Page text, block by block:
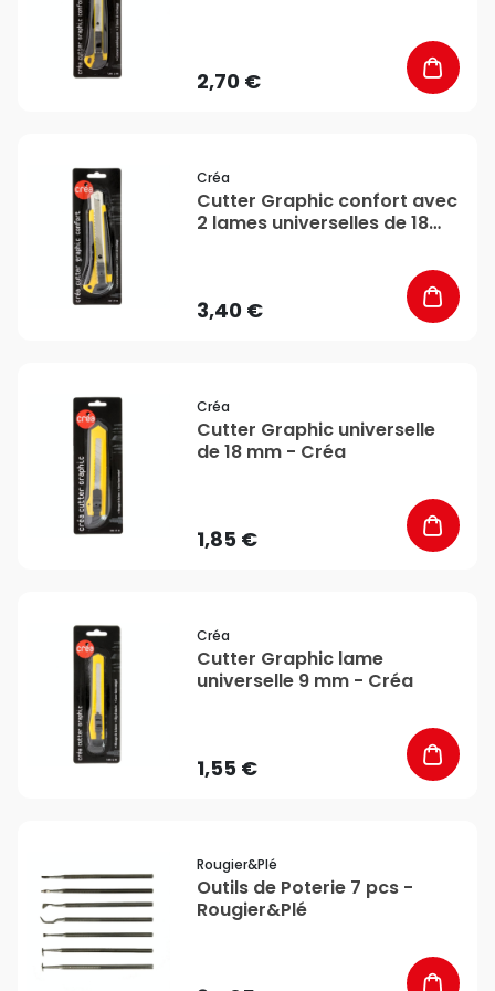
2,70 €
Créa
Cutter Graphic confort avec
2 lames universelles de 18
3,40 €
Créa
Cutter Graphic universelle
de 18 mm - Créa
1,85 €
Créa
Cutter Graphic lame
universelle 9 mm - Créa
1,55 €
Rougier&plé
Outils de Poterie 7 pcs -
Rougier&Plé